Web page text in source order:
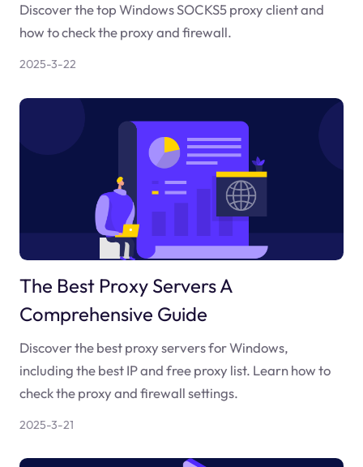
Discover the top Windows SOCKS5 proxy client and
how to check the proxy and firewall.
2025-3-22
The Best Proxy Servers A
Comprehensive Guide
Discover the best proxy servers for Windows,
including the best IP and free proxy list. Learn how to
check the proxy and firewall settings.
2025-3-21